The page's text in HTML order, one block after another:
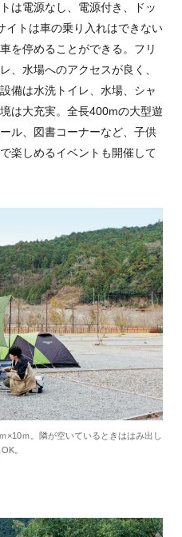
は電源なし、電源付き、ドッ
イトは車の乗り入れはできない
を停めることができる。フリ
、水場へのアクセスが良く、
備は水洗トイレ、水場、シャ
は大充実。全長400mの大型遊
ル、図書コーナーなど、子供
楽しめるイベントも開催して
×10ｍ。隣が空いているときははみ出し
。